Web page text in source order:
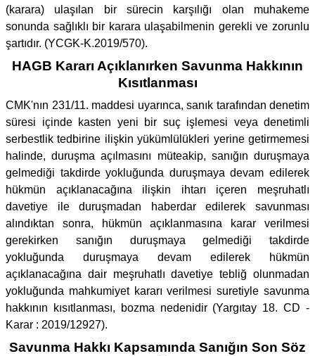
(karara) ulaşılan bir sürecin karşılığı olan muhakeme
sonunda sağlıklı bir karara ulaşabilmenin gerekli ve zorunlu
şartıdır. (YCGK-K.2019/570).
HAGB Kararı Açıklanırken Savunma Hakkının
Kısıtlanması
CMK'nın 231/11. maddesi uyarınca, sanık tarafından denetim
süresi içinde kasten yeni bir suç işlemesi veya denetimli
serbestlik tedbirine ilişkin yükümlülükleri yerine getirmemesi
halinde, duruşma açılmasını müteakip, sanığın duruşmaya
gelmediği takdirde yokluğunda duruşmaya devam edilerek
hükmün açıklanacağına ilişkin ihtarı içeren meşruhatlı
davetiye ile duruşmadan haberdar edilerek savunması
alındıktan sonra, hükmün açıklanmasına karar verilmesi
gerekirken sanığın duruşmaya gelmediği takdirde
yokluğunda duruşmaya devam edilerek hükmün
açıklanacağına dair meşruhatlı davetiye tebliğ olunmadan
yokluğunda mahkumiyet kararı verilmesi suretiyle savunma
hakkının kısıtlanması, bozma nedenidir (Yargıtay 18. CD -
Karar : 2019/12927).
Savunma Hakkı Kapsamında Sanığın Son Söz